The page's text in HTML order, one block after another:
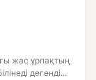
жас ұрпақтың
дегенді...